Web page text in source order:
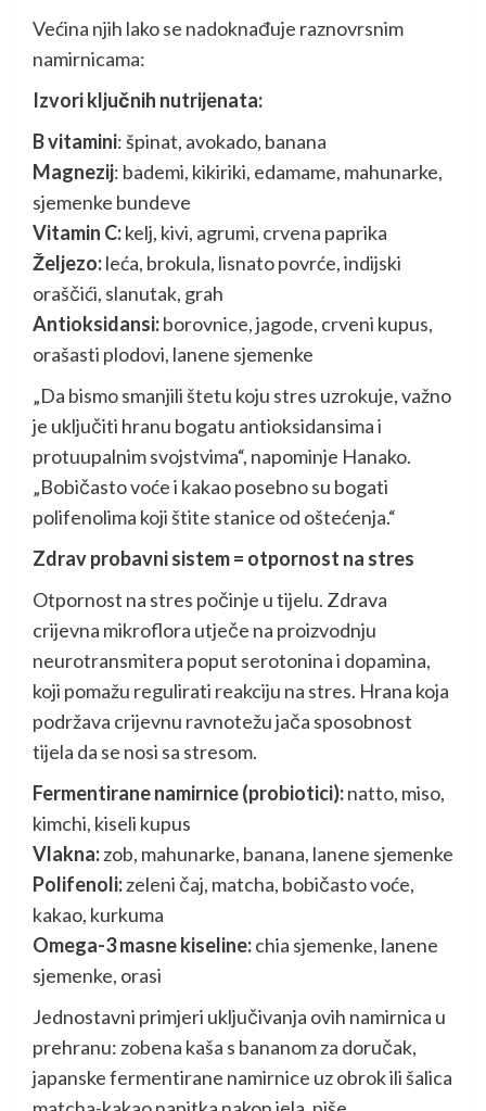
Većina njih lako se nadoknađuje raznovrsnim
namirnicama:
Izvori ključnih nutrijenata:
B vitamini: špinat, avokado, banana
Magnezij: bademi, kikiriki, edamame, mahunarke,
sjemenke bundeve
Vitamin C:kelj, kivi, agrumi, crvena paprika
Željezo:leća, brokula, lisnato povrće, indijski
oraščići, slanutak, grah
Antioksidansi:borovnice, jagode, crveni kupus,
orašasti plodovi, lanene sjemenke
„Da bismo smanjili štetu koju stres uzrokuje, važno
je uključiti hranu bogatu antioksidansima i
protuupalnim svojstvima“, napominje Hanako.
„Bobičasto voće i kakao posebno su bogati
polifenolima koji štite stanice od oštećenja.“
Zdrav probavni sistem = otpornost na stres
Otpornost na stres počinje u tijelu. Zdrava
crijevna mikroflora utječe na proizvodnju
neurotransmitera poput serotonina i dopamina,
koji pomažu regulirati reakciju na stres. Hrana koja
podržava crijevnu ravnotežu jača sposobnost
tijela da se nosi sa stresom.
Fermentirane namirnice (probiotici):natto, miso,
kimchi, kiseli kupus
Vlakna:zob, mahunarke, banana, lanene sjemenke
Polifenoli:zeleni čaj, matcha, bobičasto voće,
kakao, kurkuma
Omega-3 masne kiseline:chia sjemenke, lanene
sjemenke, orasi
Jednostavni primjeri uključivanja ovih namirnica u
prehranu: zobena kaša s bananom za doručak,
japanske fermentirane namirnice uz obrok ili šalica